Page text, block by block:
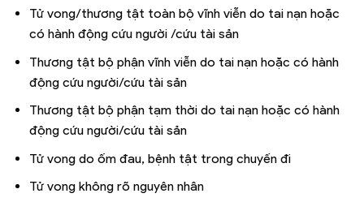
Tử vong/thương tật toàn bộ vĩnh viễn do tai nạn hoặc
có hành động cứu người /cứu tài sản
Thương tật bộ phận vĩnh viễn do tai nạn hoặc có hành
động cứu người/cứu tài sản
Thương tật bộ phận tạm thời do tai nạn hoặc có hành
động cứu người/cứu tài sản
Tử vong do ốm đau, bệnh tật trong chuyến đi
Tử vong không rõ nguyên nhân